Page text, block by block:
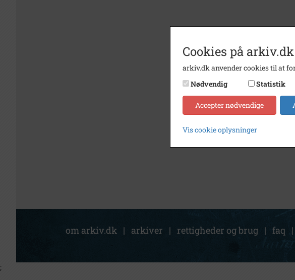
om arkiv.dk | arkiver | rettigheder og brug | faq |
Cookies på arkiv.dk
arkiv.dk anvender cookies til at
Nødvendig
Statistik
Accepter nødvendige
Vis cookie oplysninger
;